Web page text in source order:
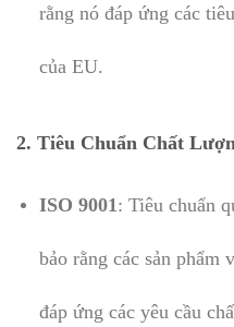
rằng nó đáp ứng các
của EU.
2. Tiêu Chuẩn Chất
ISO 9001 : Tiêu chuẩn
bảo rằng các sản phẩm
đáp ứng các yêu cầu